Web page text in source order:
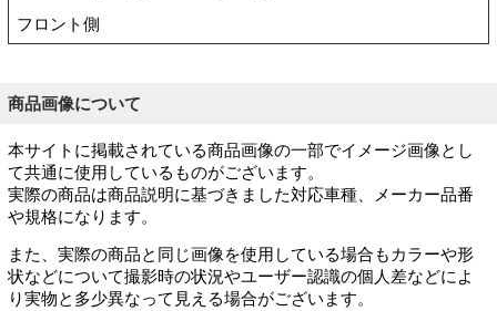
フロント側
商品画像について
本サイトに掲載されている商品画像の一部でイメージ画像とし
て共通に使用しているものがございます。
実際の商品は商品説明に基づきました対応車種、メーカー品番
や規格になります。
また、実際の商品と同じ画像を使用している場合もカラーや形
状などについて撮影時の状況やユーザー認識の個人差などによ
り実物と多少異なって見える場合がございます。